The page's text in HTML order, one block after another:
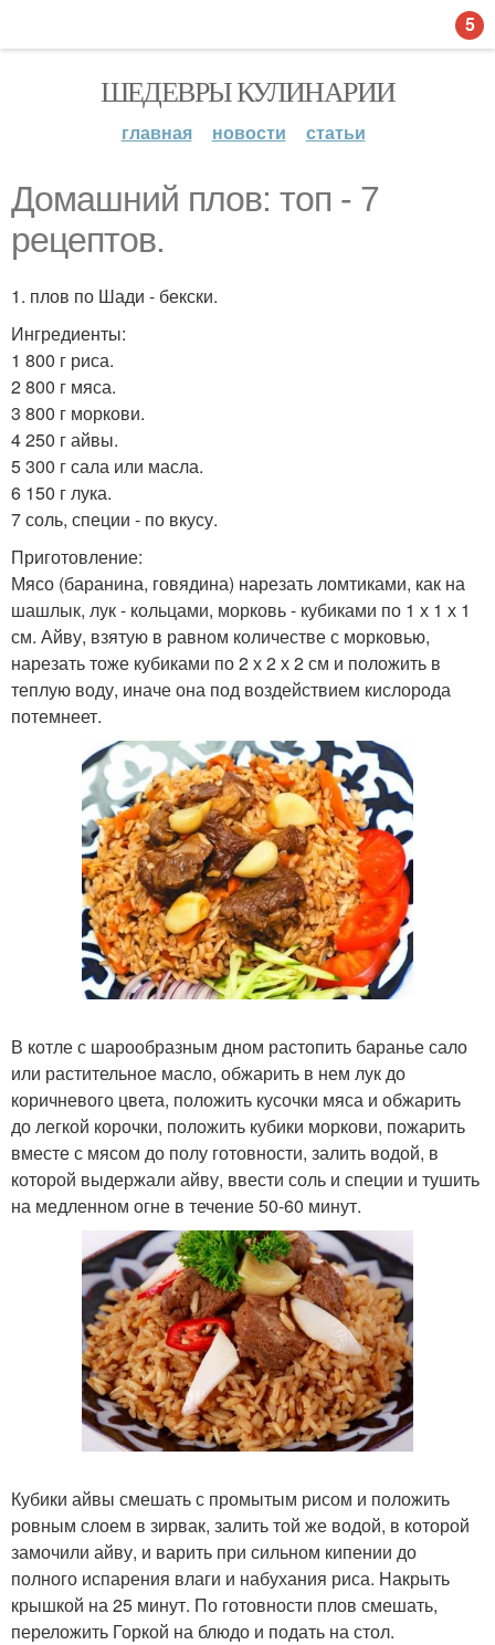
ШЕДЕВРЫ КУЛИНАРИИ
главная новости статьи
Домашний плов: топ - 7
рецептов.
1. плов по Шади - бекски.
Ингредиенты:
1 800 г риса.
2 800 г мяса.
3 800 г моркови.
4 250 г айвы.
5 300 г сала или масла.
6 150 г лука.
7 соль, специи - по вкусу.
Приготовление:
Мясо (баранина, говядина) нарезать ломтиками, как на
шашлык, лук - кольцами, морковь - кубиками по 1 х 1 х 1
см. Айву, взятую в равном количестве с морковью,
нарезать тоже кубиками по 2 х 2 х 2 см и положить в
теплую воду, иначе она под воздействием кислорода
потемнеет.
В котле с шарообразным дном растопить баранье сало
или растительное масло, обжарить в нем лук до
коричневого цвета, положить кусочки мяса и обжарить
до легкой корочки, положить кубики моркови, пожарить
вместе с мясом до полу готовности, залить водой, в
которой выдержали айву, ввести соль и специи и тушить
на медленном огне в течение 50-60 минут.
Кубики айвы смешать с промытым рисом и положить
ровным слоем в зирвак, залить той же водой, в которой
замочили айву, и варить при сильном кипении до
полного испарения влаги и набухания риса. Накрыть
крышкой на 25 минут. По готовности плов смешать,
переложить Горкой на блюдо и подать на стол.
5